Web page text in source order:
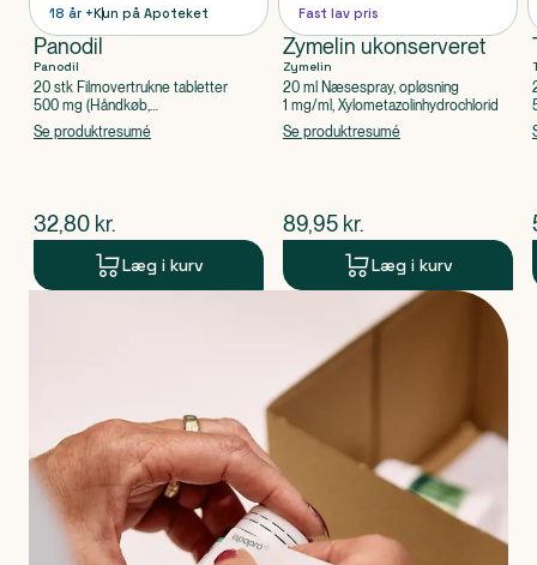
18 år +Kun på Apoteket
Panodil
Panodil
20 stk Filmovertrukne tabletter
500 mg (Håndkøb,
apoteksforbeholdt), Paracetamol
Se produktresumé
$nuværende pris
32,80 kr.
Læg i kurv
Fast lav pris
Zymelin ukonserveret
Zymelin
20 ml Næsespray, opløsning
1 mg/ml, Xylometazolinhydrochlorid
Se produktresumé
$nuværende pris
89,95 kr.
Læg i kurv